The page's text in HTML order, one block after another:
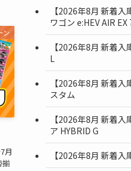
ン
月
揃
【2026年8月 新着
ワゴン e:HEV AIR EX
【2026年8月 新着
L
【2026年8月 新着
スタム
【2026年8月 新着
ア HYBRID G
【2026年8月 新着